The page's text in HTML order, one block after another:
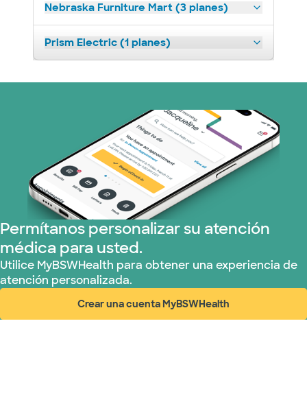
Nebraska Furniture Mart (3 planes)
Prism Electric (1 planes)
Permítanos personalizar su atención
médica para usted.
Utilice MyBSWHealth para obtener una experiencia de
atención personalizada.
Crear una cuenta MyBSWHealth
(abre en ventana nueva)